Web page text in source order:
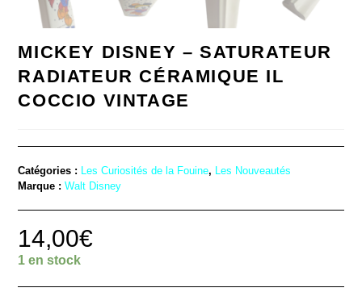
MICKEY DISNEY – SATURATEUR
RADIATEUR CÉRAMIQUE IL
COCCIO VINTAGE
Catégories : Les Curiosités de la Fouine, Les Nouveautés
Marque :Walt Disney
14,00€
1 en stock